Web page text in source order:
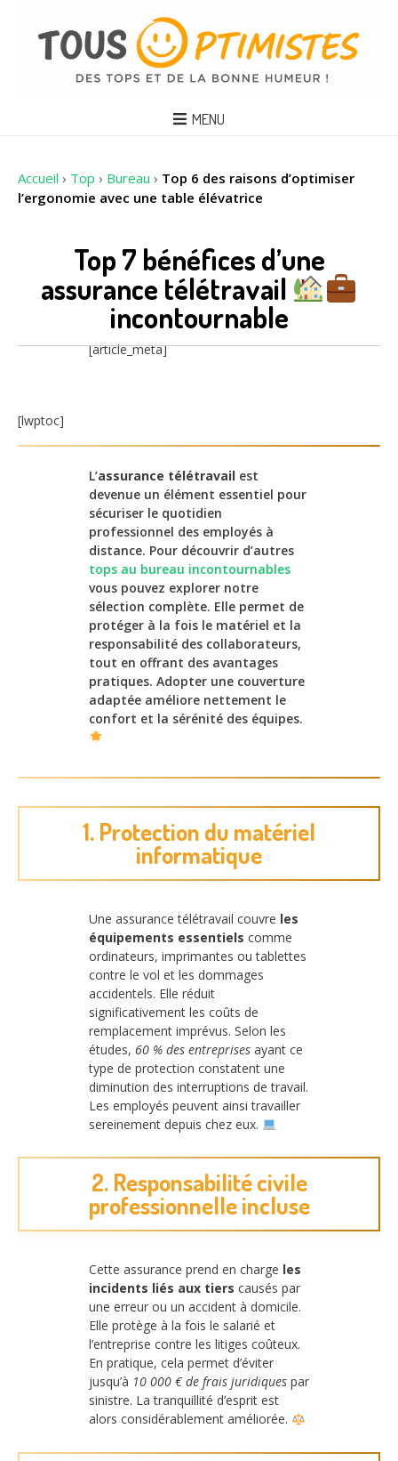
MENU
Accueil › Top › Bureau › Top 6 des raisons d’optimiser
l’ergonomie avec une table élévatrice
Top 7 bénéfices d’une
assurance télétravail
incontournable
[article_meta]
[lwptoc]
L’assurance télétravail est
devenue un élément essentiel pour
sécuriser le quotidien
professionnel des employés à
distance. Pour découvrir d’autres
tops au bureau incontournables
vous pouvez explorer notre
sélection complète. Elle permet de
protéger à la fois le matériel et la
responsabilité des collaborateurs,
tout en offrant des avantages
pratiques. Adopter une couverture
adaptée améliore nettement le
confort et la sérénité des équipes.
1. Protection du matériel
informatique
Une assurance télétravail couvre les
équipements essentiels comme
ordinateurs, imprimantes ou tablettes
contre le vol et les dommages
accidentels. Elle réduit
significativement les coûts de
remplacement imprévus. Selon les
études, 60 % des entreprises ayant ce
type de protection constatent une
diminution des interruptions de travail.
Les employés peuvent ainsi travailler
sereinement depuis chez eux.
2. Responsabilité civile
professionnelle incluse
Cette assurance prend en charge les
incidents liés aux tiers causés par
une erreur ou un accident à domicile.
Elle protège à la fois le salarié et
l’entreprise contre les litiges coûteux.
En pratique, cela permet d’éviter
jusqu’à 10 000 € de frais juridiques par
sinistre. La tranquillité d’esprit est
alors considérablement améliorée.